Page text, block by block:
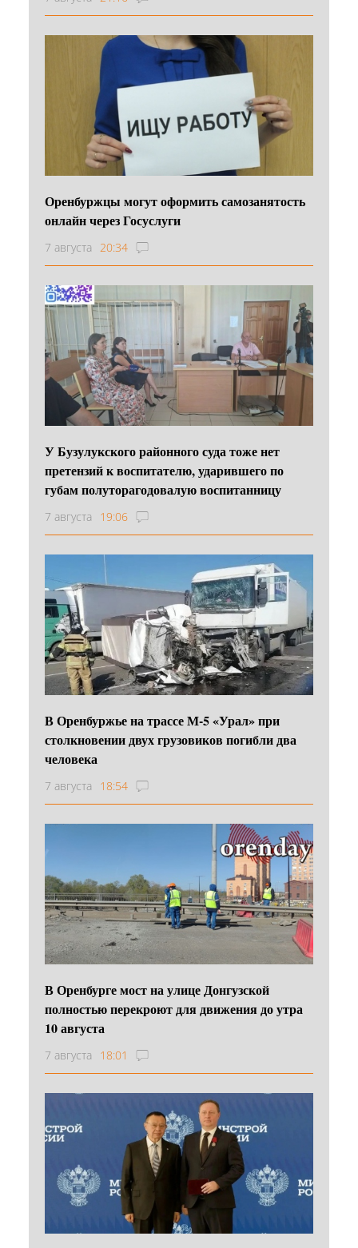
Оренбуржцы могут оформить самозанятость
онлайн через Госуслуги
7 августа 20:34
У Бузулукского районного суда тоже нет
претензий к воспитателю, ударившего по
губам полуторагодовалую воспитанницу
7 августа 19:06
В Оренбуржье на трассе М-5 «Урал» при
столкновении двух грузовиков погибли два
человека
7 августа 18:54
В Оренбурге мост на улице Донгузской
полностью перекроют для движения до утра
10 августа
7 августа 18:01